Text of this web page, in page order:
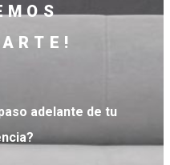
adelante de tu